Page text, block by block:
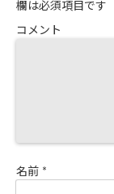
欄は必須項目です
コメント
名前 *